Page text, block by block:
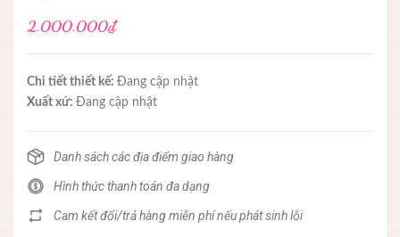
2.000.000₫
Chi tiết thiết kế: Đang cập nhật
Xuất xứ: Đang cập nhật
Danh sách các địa điểm giao hàng
Hình thức thanh toán đa dạng
Cam kết đổi/trả hàng miễn phí nếu phát sinh lỗi